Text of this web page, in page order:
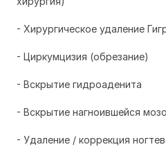
- Хирургическое удаление
- Циркумцизия (обрезание)
- Вскрытие гидроаденита
- Вскрытие нагноившейся
- Удаление / коррекция